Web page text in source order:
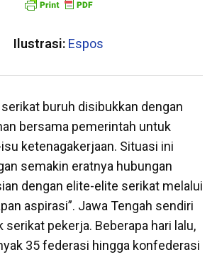
Ilustrasi: Espos
serikat buruh disibukkan dengan
bersama pemerintah untuk
ketenagakerjaan. Situasi ini
semakin eratnya hubungan
dengan elite-elite serikat melalui
aspirasi”. Jawa Tengah sendiri
serikat pekerja. Beberapa hari lalu,
35 federasi hingga konfederasi